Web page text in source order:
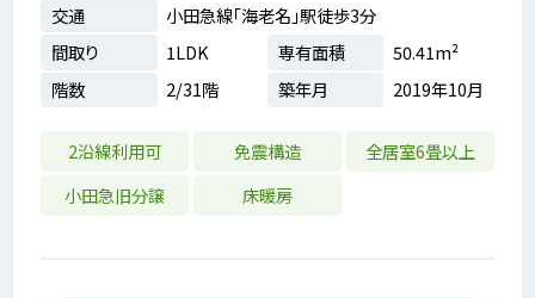
交通
小田急線「海老名」駅徒歩3分
間取り
1LDK 専有面積
50.41m²
階数
2/31階 築年月 2019年10月
2沿線利用可 免震構造
全居室6畳以上
小田急旧分譲
床暖房